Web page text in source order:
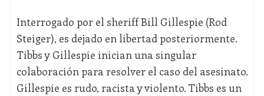
Interrogado por el sheriff Bill Gillespie (Rod
Steiger), es dejado en libertad posteriormente.
Tibbs y Gillespie inician una singular
colaboración para resolver el caso del asesinato.
Gillespie es rudo, racista y violento. Tibbs es un